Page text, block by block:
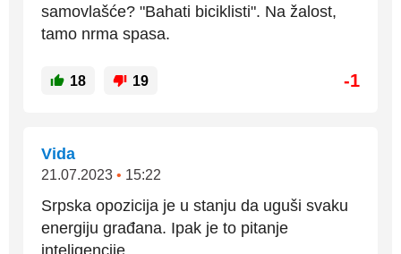
samovlašće? "Bahati biciklisti". Na žalost,
tamo nrma spasa.
18 19 -1
Vida
21.07.2023 • 15:22
Srpska opozicija je u stanju da uguši svaku
energiju građana. Ipak je to pitanje
inteligencije.